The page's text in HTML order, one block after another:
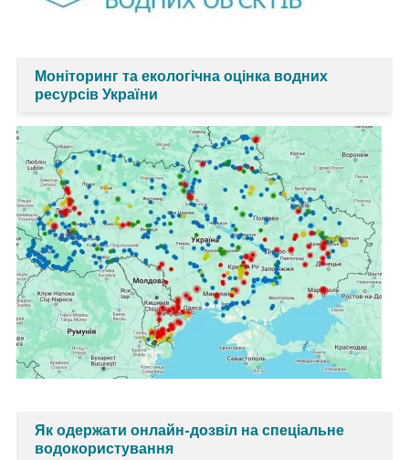
Моніторинг та екологічна оцінка водних
ресурсів України
Як одержати онлайн-дозвіл на спеціальне
водокористування